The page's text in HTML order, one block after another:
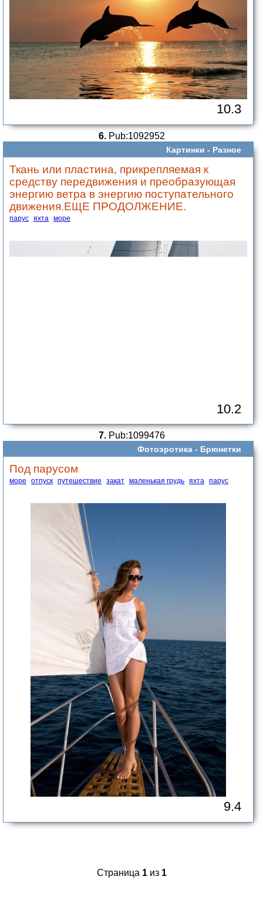
10.3
6.Pub:1092952
Картинки - Разное
Ткань или пластина, прикрепляемая к
средству передвижения и преобразующая
энергию ветра в энергию поступательного
движения.ЕЩЕ ПРОДОЛЖЕНИЕ.
парус яхта море
10.2
7.Pub:1099476
Фотоэротика - Брюнетки
Под парусом
море отпуск путешествие закат маленькая грудь яхта парус
9.4
Страница 1из 1